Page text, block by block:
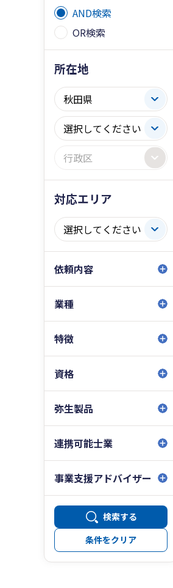
AND検索
OR検索
所在地
対応エリア
依頼内容
業種
特徴
資格
弥生製品
連携可能士業
事業支援アドバイザー
検索する
条件をクリア